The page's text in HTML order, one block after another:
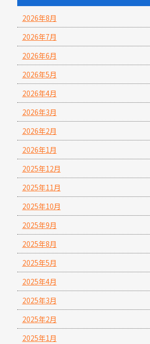
2026年8月
2026年7月
2026年6月
2026年5月
2026年4月
2026年3月
2026年2月
2026年1月
2025年12月
2025年11月
2025年10月
2025年9月
2025年8月
2025年5月
2025年4月
2025年3月
2025年2月
2025年1月